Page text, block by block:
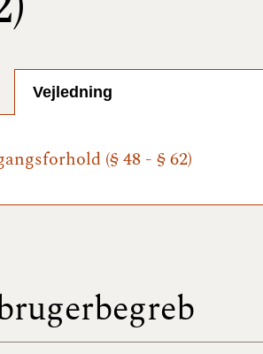
2023)
Vejledning
(§ 48 - § 62)